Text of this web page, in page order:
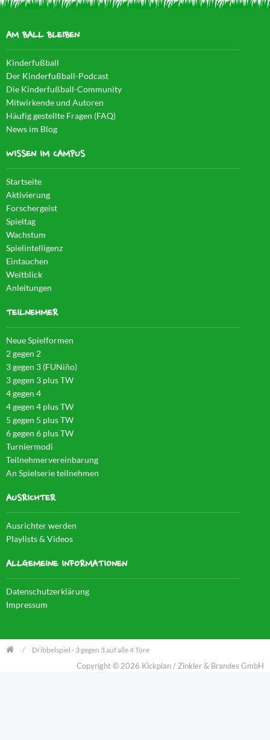
AM BALL BLEIBEN
Kinderfußball
Der Kinderfußball-Podcast
Die Kinderfußball-Community
Mitwirkende und Autoren
Häufig gestellte Fragen (FAQ)
News im Blog
WISSEN IM CAMPUS
Startseite
Aktivierung
Forschergeist
Spieltag
Wachstum
Spielintelligenz
Eintauchen
Weitblick
Anleitungen
TEILNEHMER
Neue Spielformen
2 gegen 2
3 gegen 3 (FUNiño)
3 gegen 3 plus TW
4 gegen 4
4 gegen 4 plus TW
5 gegen 5 plus TW
6 gegen 6 plus TW
Turniermodi
Teilnehmervereinbarung
An Spielserie teilnehmen
AUSRICHTER
Ausrichter werden
Playlists & Videos
ALLGEMEINE INFORMATIONEN
Datenschutzerklärung
Impressum
Dribbelspiel - 3 gegen 3 auf alle 4 Tore
Copyright © 2026 Kickplan / Zinkler & Brandes GmbH